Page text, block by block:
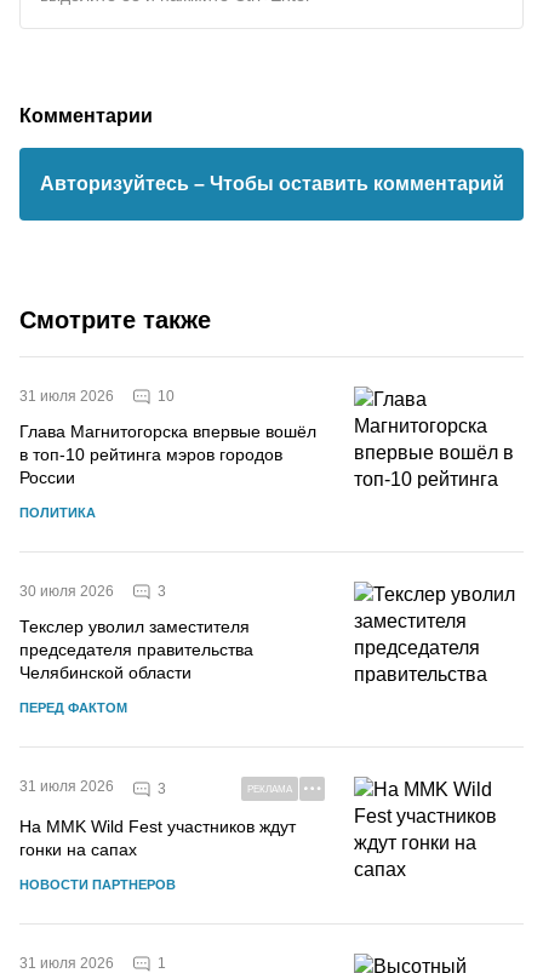
Комментарии
Авторизуйтесь – Чтобы оставить комментарий
Смотрите также
31 июля 2026 10
Глава Магнитогорска впервые вошёл
в топ-10 рейтинга мэров городов
России
ПОЛИТИКА
30 июля 2026 3
Текслер уволил заместителя
председателя правительства
Челябинской области
ПЕРЕД ФАКТОМ
31 июля 2026 3 РЕКЛАМА
На MMK Wild Fest участников ждут
гонки на сапах
НОВОСТИ ПАРТНЕРОВ
31 июля 2026 1